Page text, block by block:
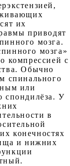
их
приводят
мозга.
мозга»
компрессией с
Обычно
спинального
или
спондилёза. У
в
конечностях
и нижних